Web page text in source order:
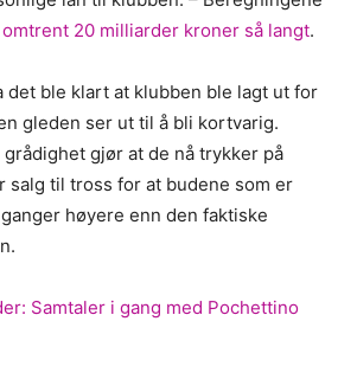
omtrent 20 milliarder kroner så langt.
det ble klart at klubben ble lagt ut for
gleden ser ut til å bli kortvarig.
gjør at de nå trykker på
salg til tross for at budene som er
høyere enn den faktiske
Samtaler i gang med Pochettino